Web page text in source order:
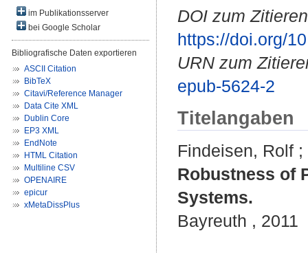
im Publikationsserver
bei Google Scholar
Bibliografische Daten exportieren
ASCII Citation
BibTeX
Citavi/Reference Manager
Data Cite XML
Dublin Core
EP3 XML
EndNote
HTML Citation
Multiline CSV
OPENAIRE
epicur
xMetaDissPlus
DOI zum
https://doi.org/
URN zum
epub-5624-2
Titelangaben
Findeisen, Rolf ;
Robustness of
Systems.
Bayreuth , 2011